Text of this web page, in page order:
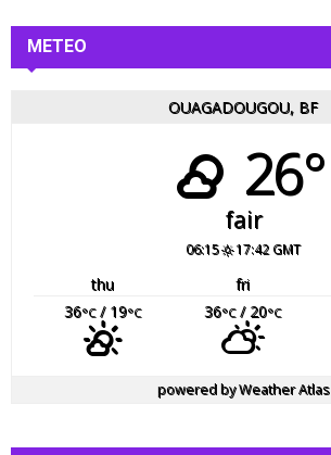
METEO
OUAGADOUGOU, BF
26°
fair
06:15 17:42 GMT
thu fri
36°C/ 19°C 36°C/ 20°C
powered byWeather Atlas